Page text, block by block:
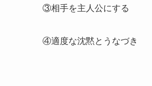
③相手を主人公にする
④適度な沈黙とうなづき